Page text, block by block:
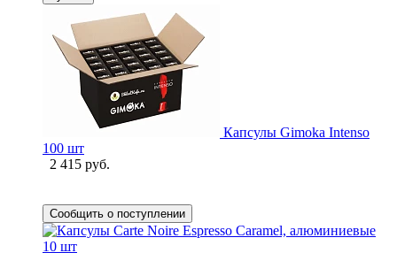
Капсулы Gimoka Intenso
100 шт
2 415 руб.
Сообщить о поступлении